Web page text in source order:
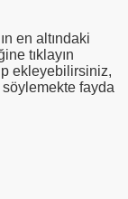
en altındaki
tıklayın
ekleyebilirsiniz,
söylemekte fayda